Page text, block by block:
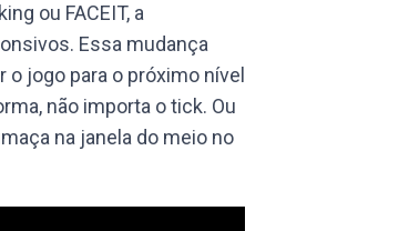
ou FACEIT, a
Essa mudança
jogo para o próximo nível
não importa o tick. Ou
na janela do meio no